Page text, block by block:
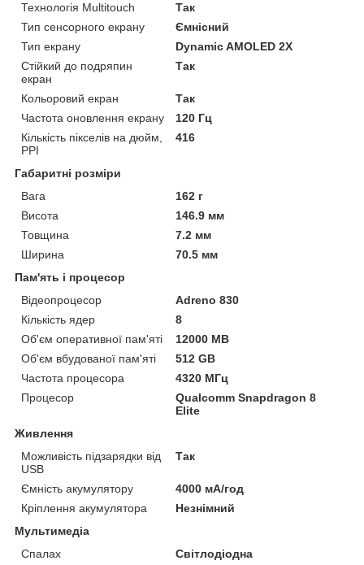
Технологія Multitouch
Так
Тип сенсорного екрану
Ємнісний
Тип екрану
Dynamic AMOLED 2X
Стійкий до подряпин
екран
Так
Кольоровий екран
Так
Частота оновлення екрану
120 Гц
Кількість пікселів на дюйм,
PPI
416
Габаритні розміри
Вага
162 г
Висота
146.9 мм
Товщина
7.2 мм
Ширина
70.5 мм
Пам'ять і процесор
Відеопроцесор
Adreno 830
Кількість ядер
8
Об'єм оперативної пам'яті
12000 MB
Об'єм вбудованої пам'яті
512 GB
Частота процесора
4320 МГц
Процесор
Qualcomm Snapdragon 8
Elite
Живлення
Можливість підзарядки від
USB
Так
Ємність акумулятору
4000 мА/год
Кріплення акумулятора
Незнімний
Мультимедіа
Спалах
Світлодіодна